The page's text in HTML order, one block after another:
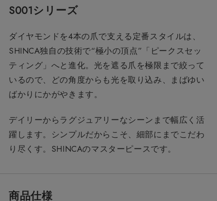
S001シリーズ
ダイヤモンドを4本の爪で支える定番スタイルは、
SHINCA独自の技術で“極小の頂点”「ピークスセッ
ティング」へと進化。光を遮る爪を極限まで絞って
いるので、どの角度からも光を取り込み、まばゆい
ばかりにかがやきます。
デイリーからラグジュアリーなシーンまで幅広く活
躍します。シンプルだからこそ、細部にまでこだわ
り尽くす。SHINCAのマスターピースです。